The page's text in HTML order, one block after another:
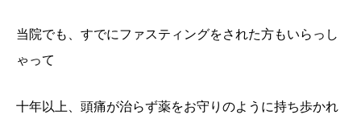
当院でも、すでにファスティングをされた方もいらっし
ゃって
十年以上、頭痛が治らず薬をお守りのように持ち歩かれ